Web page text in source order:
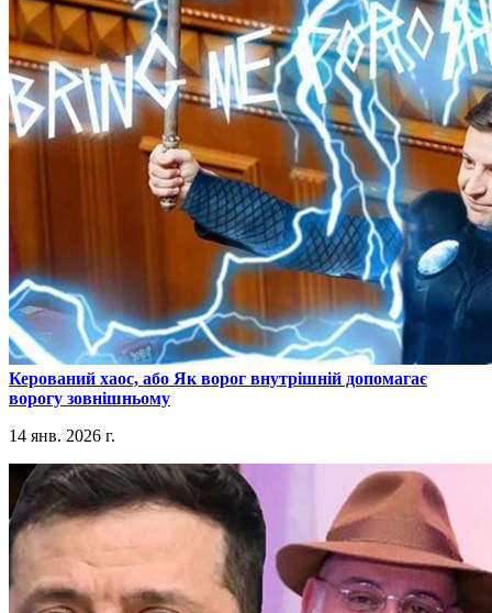
​Керований хаос, або Як ворог внутрішній допомагає
ворогу зовнішньому
14 янв. 2026 г.